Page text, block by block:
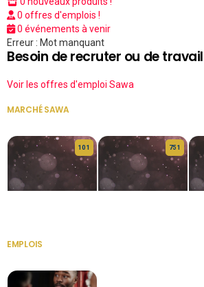
0 offres d'emplois !
0 événements à venir
Erreur : Mot manquant
Besoin de recruter ou de
Voir les offres d'emploi Sawa
MARCHÉ SAWA
10 1 75 1
EMPLOIS